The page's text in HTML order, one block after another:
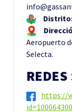
Aeropuerto
Selecta.
https://